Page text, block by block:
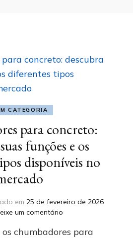
CATEGORIA
para concreto:
funções e os
disponíveis no
em25 de fevereiro de 2026
um comentárioem
para
chumbadores para